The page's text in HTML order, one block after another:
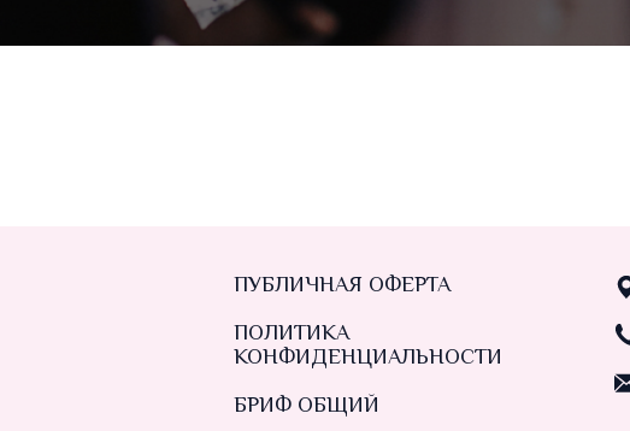
ПУБЛИЧНАЯ ОФЕРТА
ПОЛИТИКА
КОНФИДЕНЦИАЛЬНОСТИ
БРИФ ОБЩИЙ